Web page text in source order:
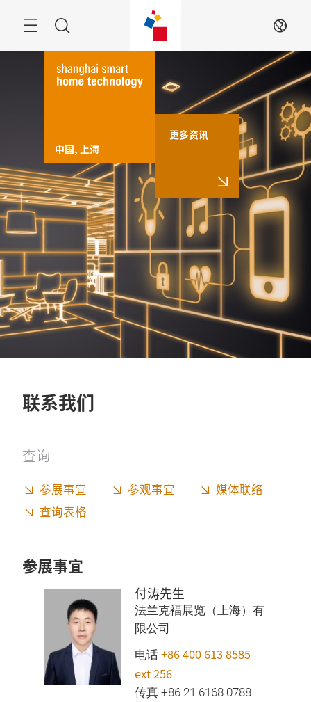
索
ZH
中国, 上海
更多资讯
联系我们
查询
参展事宜 参观事宜
媒体联络
查询表格
参展事宜
付涛先生
法兰克褔展览（上海）有
限公司
电话 +86 400 613 8585
ext 256
传真 +86 21 6168 0788